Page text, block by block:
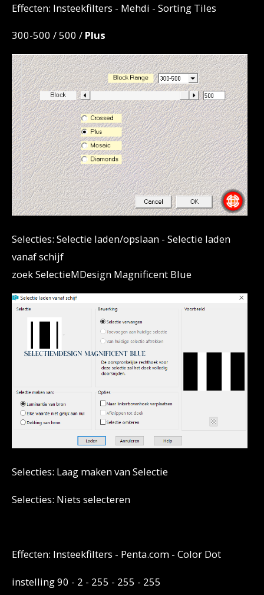
Effecten: Insteekfilters - Mehdi - Sorting Tiles
300-500 / 500 / Plus
Selecties: Selectie laden/opslaan - Selectie laden
vanaf schijf
zoek SelectieMDesign Magnificent Blue
Selecties: Laag maken van Selectie
Selecties: Niets selecteren
Effecten: Insteekfilters - Penta.com - Color Dot
instelling 90 - 2 - 255 - 255 - 255